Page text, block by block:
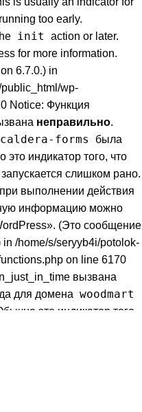
too early.
init
action or later.
for more information.
6.7.0.) in
wp-
Notice: Функция
неправильно.
caldera-forms
была
индикатор того, что
слишком рано.
выполнении действия
информацию можно
. (Это сообщение
/home/s/seryyb4i/potolok-
on line 6170
вызвана
для домена woodmart
это индикатор того,